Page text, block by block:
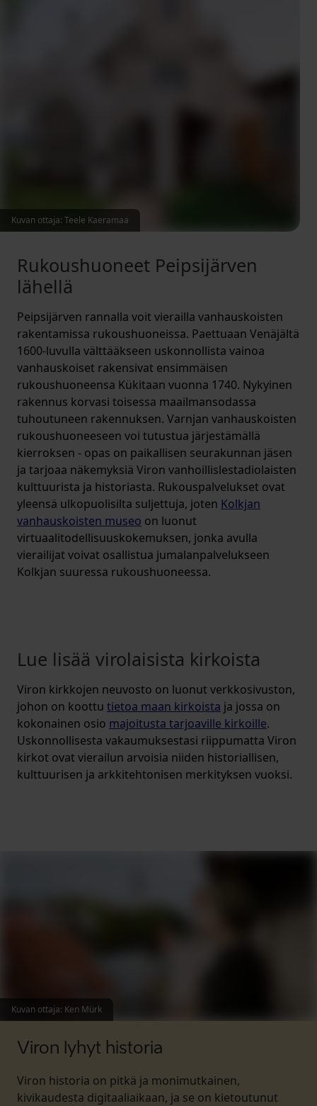
Rukoushuoneet Peipsijärven
lähellä
Peipsijärven rannalla voit vierailla vanhauskoisten
rakentamissa rukoushuoneissa. Paettuaan Venäjältä
1600-luvulla välttääkseen uskonnollista vainoa
vanhauskoiset rakensivat ensimmäisen
rukoushuoneensa Kükitaan vuonna 1740. Nykyinen
rakennus korvasi toisessa maailmansodassa
tuhoutuneen rakennuksen. Varnjan vanhauskoisten
rukoushuoneeseen voi tutustua järjestämällä
kierroksen - opas on paikallisen seurakunnan jäsen
ja tarjoaa näkemyksiä Viron vanhoillislestadiolaisten
kulttuurista ja historiasta. Rukouspalvelukset ovat
yleensä ulkopuolisilta suljettuja, joten Kolkjan
vanhauskoisten museo on luonut
virtuaalitodellisuuskokemuksen, jonka avulla
vierailijat voivat osallistua jumalanpalvelukseen
Kolkjan suuressa rukoushuoneessa.
Kuvan ottaja: Teele Kaeramaa
Lue lisää virolaisista kirkoista
Viron kirkkojen neuvosto on luonut verkkosivuston,
johon on koottu tietoa maan kirkoista ja jossa on
kokonainen osio majoitusta tarjoaville kirkoille.
Uskonnollisesta vakaumuksestasi riippumatta Viron
kirkot ovat vierailun arvoisia niiden historiallisen,
kulttuurisen ja arkkitehtonisen merkityksen vuoksi.
Kuvan ottaja: Ken Mürk
Viron lyhyt historia
Viron historia on pitkä ja monimutkainen,
kivikaudesta digitaaliaikaan, ja se on kietoutunut